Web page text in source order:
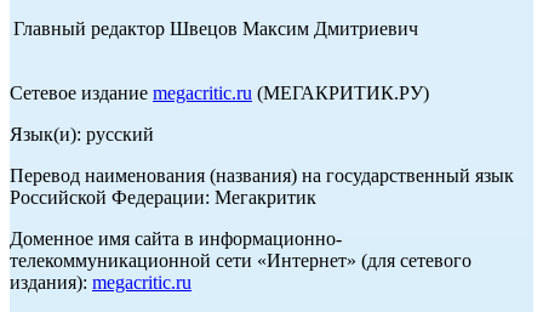
Главный редактор Швецов Максим Дмитриевич
Сетевое издание megacritic.ru (МЕГАКРИТИК.РУ)
Язык(и): русский
Перевод наименования (названия) на государственный язык
Российской Федерации: Мегакритик
Доменное имя сайта в информационно-
телекоммуникационной сети «Интернет» (для сетевого
издания): megacritic.ru